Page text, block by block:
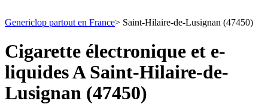
Genericlop partout en France> Saint-Hilaire-de-Lusignan (47450)
Cigarette électronique et e-
liquides A Saint-Hilaire-de-
Lusignan (47450)